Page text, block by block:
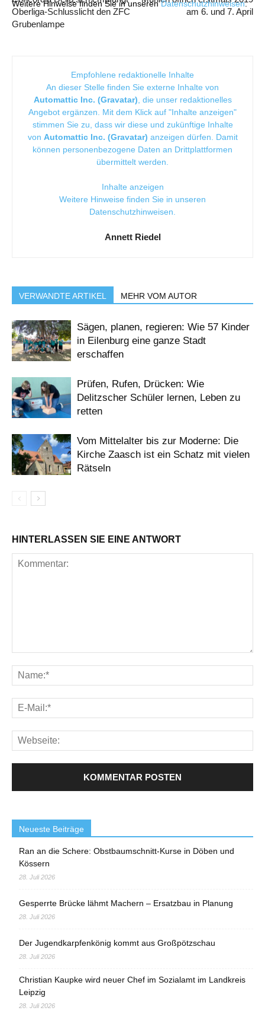
Weitere Hinweise finden Sie in unserenDatenschutzhinweisen.
Oberliga-Schlusslicht den ZFC
Grubenlampe
am 6. und 7. April
Empfohlene redaktionelle Inhalte
An dieser Stelle finden Sie externe Inhalte von
Automattic Inc. (Gravatar) , die unser redaktionelles
Angebot ergänzen. Mit dem Klick auf "Inhalte anzeigen"
stimmen Sie zu, dass wir diese und zukünftige Inhalte
von Automattic Inc. (Gravatar) anzeigen dürfen. Damit
können personenbezogene Daten an Drittplattformen
übermittelt werden.
Inhalte anzeigen
Weitere Hinweise finden Sie in unseren
Datenschutzhinweisen
Annett Riedel
VERWANDTE ARTIKEL MEHR VOM AUTOR
Sägen, planen, regieren: Wie 57 Kinder
in Eilenburg eine ganze Stadt
erschaffen
Prüfen, Rufen, Drücken: Wie
Delitzscher Schüler lernen, Leben zu
retten
Vom Mittelalter bis zur Moderne: Die
Kirche Zaasch ist ein Schatz mit vielen
Rätseln
HINTERLASSEN SIE EINE ANTWORT
Neueste Beiträge
Ran an die Schere: Obstbaumschnitt-Kurse in Döben und
Kössern
28. Juli 2026
Gesperrte Brücke lähmt Machern – Ersatzbau in Planung
28. Juli 2026
Der Jugendkarpfenkönig kommt aus Großpötzschau
28. Juli 2026
Christian Kaupke wird neuer Chef im Sozialamt im Landkreis
Leipzig
28. Juli 2026